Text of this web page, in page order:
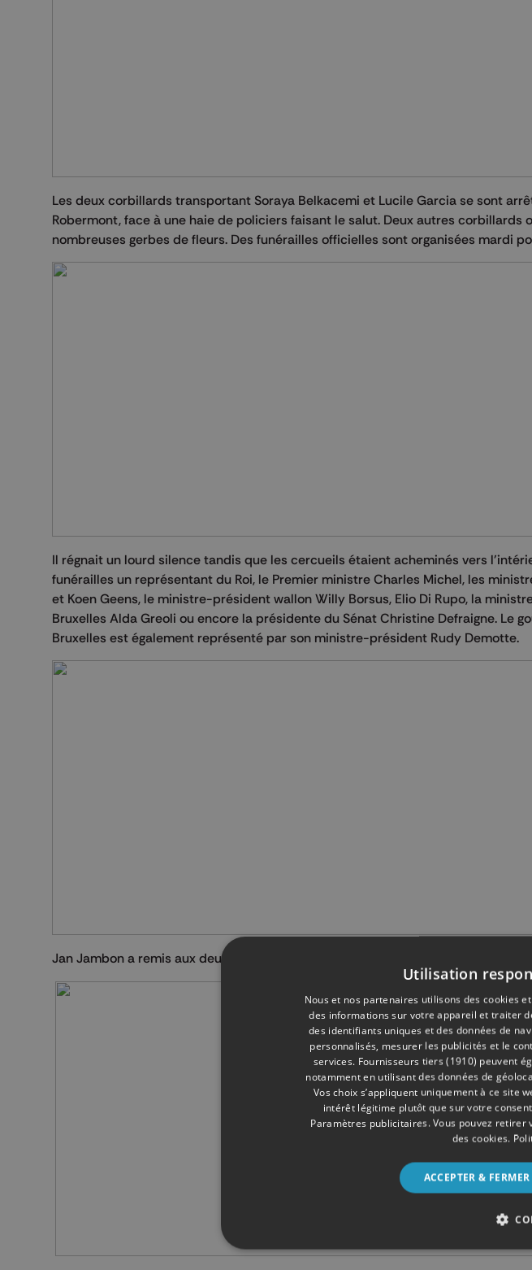
Les deux corbillards transportant Soraya Belkacemi et Lucile Garcia se sont
Robermont, face à une haie de policiers faisant le salut. Deux autres
nombreuses gerbes de fleurs. Des funérailles officielles sont organisées mardi
Il régnait un lourd silence tandis que les cercueils étaient acheminés vers
funérailles un représentant du Roi, le Premier ministre Charles Michel, les
et Koen Geens, le ministre-président wallon Willy Borsus, Elio Di Rupo, la
Bruxelles Alda Greoli ou encore la présidente du Sénat Christine Defraigne. Le
Bruxelles est également représenté par son ministre-président Rudy Demotte.
Jan Jambon a remis aux deux policières la
Utilisation
Nous et nos partenaires utilisons des cookies
des informations sur votre appareil et traiter
des identifiants uniques et des données de
personnalisés, mesurer les publicités et le
services. Fournisseurs tiers (1910) peuvent
notamment en utilisant des données de
Vos choix s’appliquent uniquement à ce site
intérêt légitime plutôt que sur votre
Paramètres publicitaires. Vous pouvez retirer
des cookies.
ACCEPTER & FERMER